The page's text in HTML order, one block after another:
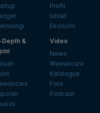
Profil
Istilah
Ekonomi
Depth &
Video
News
Wawancara
Katalogue
Foto
Podcast